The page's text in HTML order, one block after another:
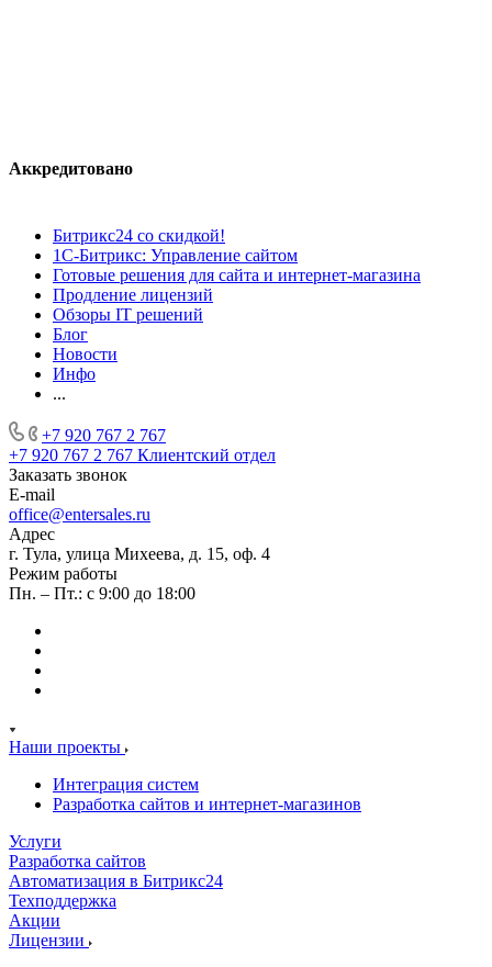
Аккредитовано
Битрикс24 со скидкой!
1С-Битрикс: Управление сайтом
Готовые решения для сайта и интернет-магазина
Продление лицензий
Обзоры IT решений
Блог
Новости
Инфо
...
+7 920 767 2 767
+7 920 767 2 767 Клиентский отдел
Заказать звонок
E-mail
office@entersales.ru
Адрес
г. Тула, улица Михеева, д. 15, оф. 4
Режим работы
Пн. – Пт.: с 9:00 до 18:00
Наши проекты
Интеграция систем
Разработка сайтов и интернет-магазинов
Услуги
Разработка сайтов
Автоматизация в Битрикс24
Техподдержка
Акции
Лицензии